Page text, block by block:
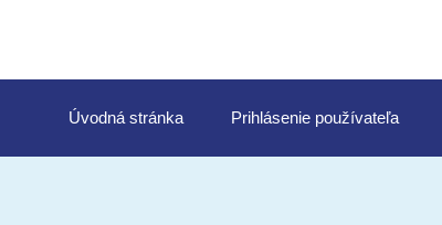
Úvod Prihlásenie